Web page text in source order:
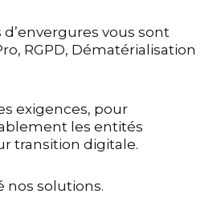
vous sont
RGPD, Dématérialisation
exigences, pour
les entités
transition digitale.
nos solutions.